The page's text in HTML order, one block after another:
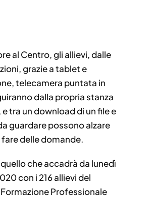
al Centro, gli allievi, dalle
grazie a tablet e
telecamera puntata in
dalla propria stanza
e tra un download di un file e
guardare possono alzare
fare delle domande.
che accadrà da lunedì
con i 216 allievi del
Professionale